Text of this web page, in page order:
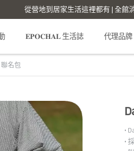
從營地到居家生活這裡都有 | 全館
𝐄𝐏𝐎𝐂𝐇𝐀𝐋 生活誌 代理品牌
聯名包
•
•